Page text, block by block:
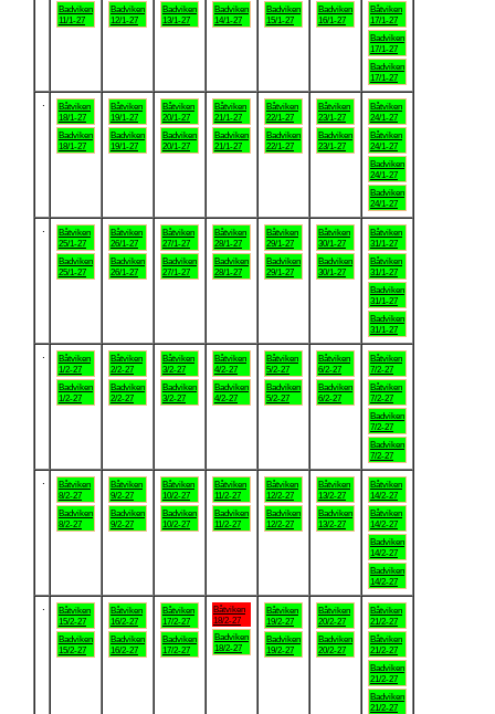
Badviken
11/1-27
Badviken
12/1-27
Badviken
13/1-27
Badviken
14/1-27
Badviken
15/1-27
Badviken
16/1-27
Båtviken
17/1-27
Badviken
17/1-27
Badviken
17/1-27
Båtviken
18/1-27
Badviken
18/1-27
Båtviken
19/1-27
Badviken
19/1-27
Båtviken
20/1-27
Badviken
20/1-27
Båtviken
21/1-27
Badviken
21/1-27
Båtviken
22/1-27
Badviken
22/1-27
Båtviken
23/1-27
Badviken
23/1-27
Båtviken
24/1-27
Båtviken
24/1-27
Badviken
24/1-27
Badviken
24/1-27
Båtviken
25/1-27
Badviken
25/1-27
Båtviken
26/1-27
Badviken
26/1-27
Båtviken
27/1-27
Badviken
27/1-27
Båtviken
28/1-27
Badviken
28/1-27
Båtviken
29/1-27
Badviken
29/1-27
Båtviken
30/1-27
Badviken
30/1-27
Båtviken
31/1-27
Båtviken
31/1-27
Badviken
31/1-27
Badviken
31/1-27
Båtviken
1/2-27
Badviken
1/2-27
Båtviken
2/2-27
Badviken
2/2-27
Båtviken
3/2-27
Badviken
3/2-27
Båtviken
4/2-27
Badviken
4/2-27
Båtviken
5/2-27
Badviken
5/2-27
Båtviken
6/2-27
Badviken
6/2-27
Båtviken
7/2-27
Båtviken
7/2-27
Badviken
7/2-27
Badviken
7/2-27
Båtviken
8/2-27
Badviken
8/2-27
Båtviken
9/2-27
Badviken
9/2-27
Båtviken
10/2-27
Badviken
10/2-27
Båtviken
11/2-27
Badviken
11/2-27
Båtviken
12/2-27
Badviken
12/2-27
Båtviken
13/2-27
Badviken
13/2-27
Båtviken
14/2-27
Båtviken
14/2-27
Badviken
14/2-27
Badviken
14/2-27
Båtviken
15/2-27
Badviken
15/2-27
Båtviken
16/2-27
Badviken
16/2-27
Båtviken
17/2-27
Badviken
17/2-27
Båtviken
18/2-27
Badviken
18/2-27
Båtviken
19/2-27
Badviken
19/2-27
Båtviken
20/2-27
Badviken
20/2-27
Båtviken
21/2-27
Båtviken
21/2-27
Badviken
21/2-27
Badviken
21/2-27